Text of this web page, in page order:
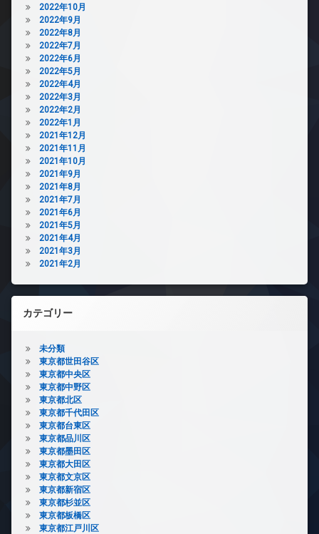
2022年10月
2022年9月
2022年8月
2022年7月
2022年6月
2022年5月
2022年4月
2022年3月
2022年2月
2022年1月
2021年12月
2021年11月
2021年10月
2021年9月
2021年8月
2021年7月
2021年6月
2021年5月
2021年4月
2021年3月
2021年2月
カテゴリー
未分類
東京都世田谷区
東京都中央区
東京都中野区
東京都北区
東京都千代田区
東京都台東区
東京都品川区
東京都墨田区
東京都大田区
東京都文京区
東京都新宿区
東京都杉並区
東京都板橋区
東京都江戸川区